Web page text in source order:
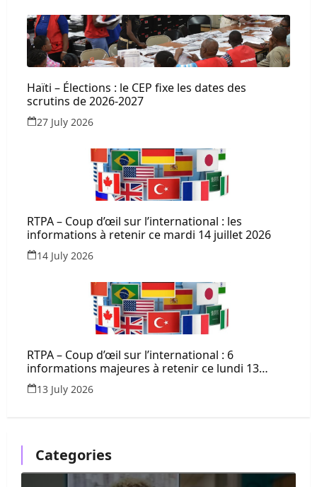
Haïti – Élections : le CEP fixe les dates des
scrutins de 2026-2027
27 July 2026
RTPA – Coup d’œil sur l’international : les
informations à retenir ce mardi 14 juillet 2026
14 July 2026
RTPA – Coup d’œil sur l’international : 6
informations majeures à retenir ce lundi 13
juillet 2026
13 July 2026
Categories